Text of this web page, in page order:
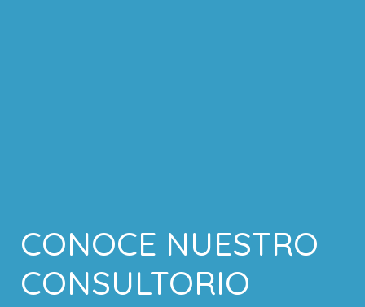
CONOCE NUESTRO
CONSULTORIO